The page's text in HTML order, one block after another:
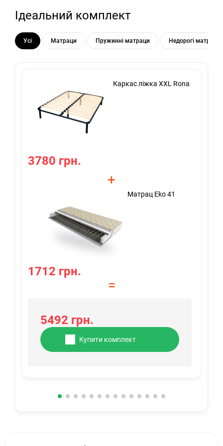
Ідеальний комплект
Усі Матраци Пружинні матраци Недорогі матраци
Каркас ліжка XXL Rona
3780 грн.
+
Матрац Eko 41
1712 грн.
=
5492 грн.
Купити комплект